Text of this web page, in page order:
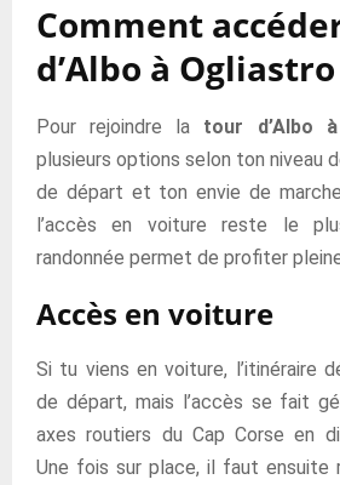
Comment
d’Albo à Ogliastro
Pour rejoindre la tour d’Albo
plusieurs options selon ton niveau
de départ et ton envie de
l’accès en voiture reste le
randonnée permet de profiter
Accès en voiture
Si tu viens en voiture, l’itinéraire
de départ, mais l’accès se fait
axes routiers du Cap Corse en
Une fois sur place, il faut ensuite